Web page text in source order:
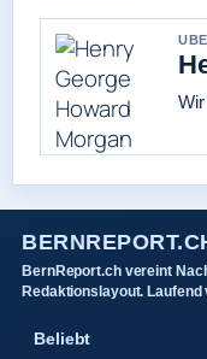
BernReport.ch vereint
Redaktionslayout.
Beliebt